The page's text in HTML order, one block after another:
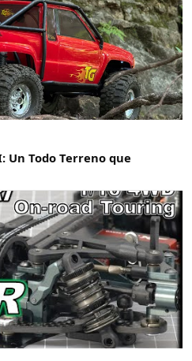
Un Todo Terreno que